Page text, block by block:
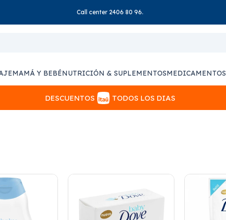
Call center 2406 80 96.
MAMÁ Y BEBÉNUTRICIÓN & SUPLEMENTOSMEDICAMENTOS
DESCUENTOS TODOS LOS DIAS